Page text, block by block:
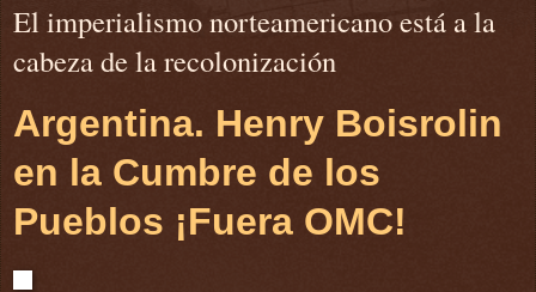
El imperialismo norteamericano está a la
cabeza de la recolonización
Argentina. Henry Boisrolin
en la Cumbre de los
Pueblos ¡Fuera OMC!